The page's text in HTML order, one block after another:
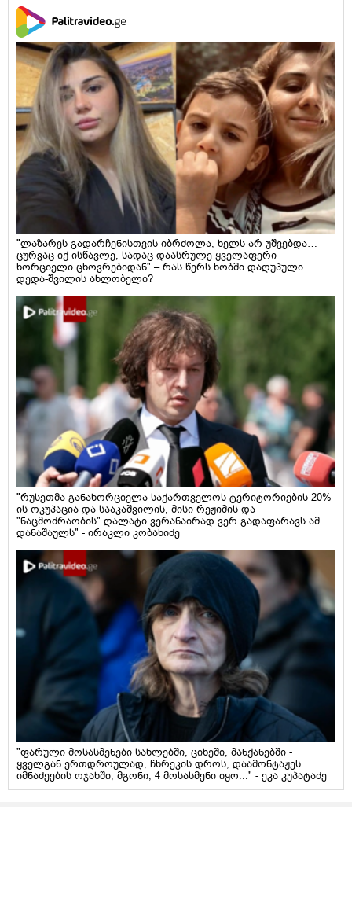
"ლაზარეს გადარჩენისთვის იბრძოლა, ხელს არ უშვებდა…
ცურვაც იქ ისწავლე, სადაც დაასრულე ყველაფერი
ხორციელი ცხოვრებიდან" – რას წერს ხობში დაღუპული
დედა-შვილის ახლობელი?
"რუსეთმა განახორციელა საქართველოს ტერიტორიების 20%-
ის ოკუპაცია და სააკაშვილის, მისი რეჟიმის და
"ნაცმოძრაობის" ღალატი ვერანაირად ვერ გადაფარავს ამ
დანაშაულს" - ირაკლი კობახიძე
"ფარული მოსასმენები სახლებში, ციხეში, მანქანებში -
ყველგან ერთდროულად, ჩხრეკის დროს, დაამონტაჟეს...
იმნაძეების ოჯახში, მგონი, 4 მოსასმენი იყო..." - ეკა კუპატაძე